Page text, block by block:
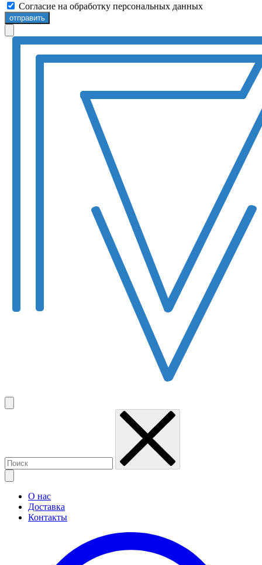
Согласие на обработку персональных данных
отправить
О нас
Доставка
Контакты